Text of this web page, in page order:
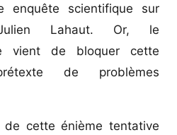
enquête scientifique sur
Lahaut. Or, le
vient de bloquer cette
de problèmes
de cette énième tentative